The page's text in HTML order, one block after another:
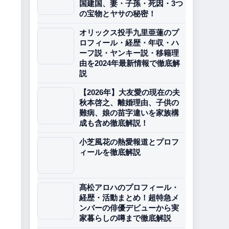
国建国、妻・子孫・死因・3つ
の宝物とヤサの秘密！
オリックス投手九里亜蓮のプ
ロフィール・経歴・年収・ハ
ーフ説・ヤンキー説・移籍理
由を2024年最新情報で徹底解
説
【2026年】大友愛の現在の夫
秋本啓之、離婚理由、子供の
難病、娘の苗字違いを家族構
成も含め徹底解説！
小芝風花の熱愛報道とプロフ
ィールを徹底解説
髙松アロハのプロフィール・
経歴・活動まとめ！超特急メ
ンバーの俳優デビューから実
家暮らしの噂まで徹底解説